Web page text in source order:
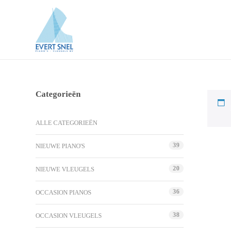
Categorieën
ALLE CATEGORIEËN
NIEUWE PIANO'S 39
NIEUWE VLEUGELS 20
OCCASION PIANOS 36
OCCASION VLEUGELS 38